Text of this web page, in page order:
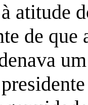
atitude
de que